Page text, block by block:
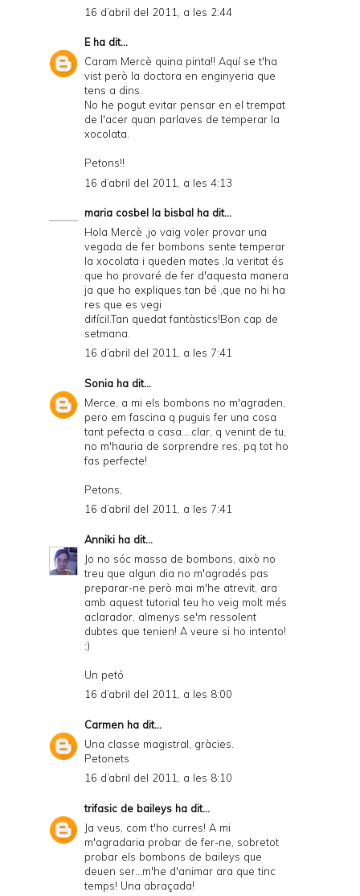
16 d’abril del 2011, a les 2:44
Eha dit...
Caram Mercè quina pinta!! Aquí se t'ha
vist però la doctora en enginyeria que
tens a dins.
No he pogut evitar pensar en el trempat
de l'acer quan parlaves de temperar la
xocolata.
Petons!!
16 d’abril del 2011, a les 4:13
maria cosbel la bisbal ha dit...
Hola Mercè ,jo vaig voler provar una
vegada de fer bombons sente temperar
la xocolata i queden mates ,la veritat és
que ho provaré de fer d'aquesta manera
ja que ho expliques tan bé ,que no hi ha
res que es vegi
difícil.Tan quedat fantàstics!Bon cap de
setmana.
16 d’abril del 2011, a les 7:41
Sonia ha dit...
Merce, a mi els bombons no m'agraden,
pero em fascina q puguis fer una cosa
tant pefecta a casa....clar, q venint de tu,
no m'hauria de sorprendre res, pq tot ho
fas perfecte!
Petons,
16 d’abril del 2011, a les 7:41
Anniki ha dit...
Jo no sóc massa de bombons, això no
treu que algun dia no m'agradés pas
preparar-ne però mai m'he atrevit, ara
amb aquest tutorial teu ho veig molt més
aclarador, almenys se'm ressolent
dubtes que tenien! A veure si ho intento!
:)
Un petó
16 d’abril del 2011, a les 8:00
Carmen ha dit...
Una classe magistral, gràcies.
Petonets
16 d’abril del 2011, a les 8:10
trifasic de baileys ha dit...
Ja veus, com t'ho curres! A mi
m'agradaria probar de fer-ne, sobretot
probar els bombons de baileys que
deuen ser...m'he d'animar ara que tinc
temps! Una abraçada!